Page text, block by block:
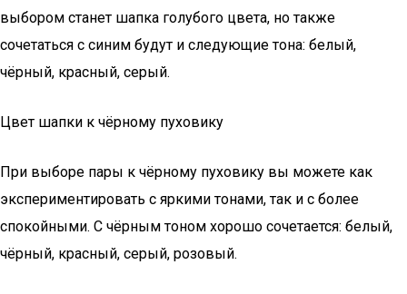
выбором станет шапка голубого цвета, но также
сочетаться с синим будут и следующие тона: белый,
чёрный, красный, серый.
Цвет шапки к чёрному пуховику
При выборе пары к чёрному пуховику вы можете как
экспериментировать с яркими тонами, так и с более
спокойными. С чёрным тоном хорошо сочетается: белый,
чёрный, красный, серый, розовый.